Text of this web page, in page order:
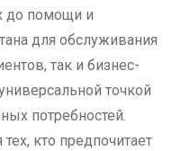
до помощи и
для обслуживания
так и бизнес-
точкой
потребностей.
тех, кто предпочитает